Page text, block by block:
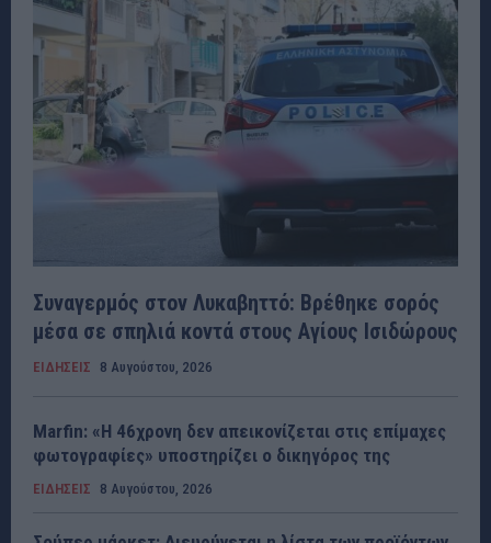
Συναγερμός στον Λυκαβηττό: Βρέθηκε σορός
μέσα σε σπηλιά κοντά στους Αγίους Ισιδώρους
ΕΙΔΗΣΕΙΣ 8 Αυγούστου, 2026
Marfin: «Η 46χρονη δεν απεικονίζεται στις επίμαχες
φωτογραφίες» υποστηρίζει ο δικηγόρος της
ΕΙΔΗΣΕΙΣ 8 Αυγούστου, 2026